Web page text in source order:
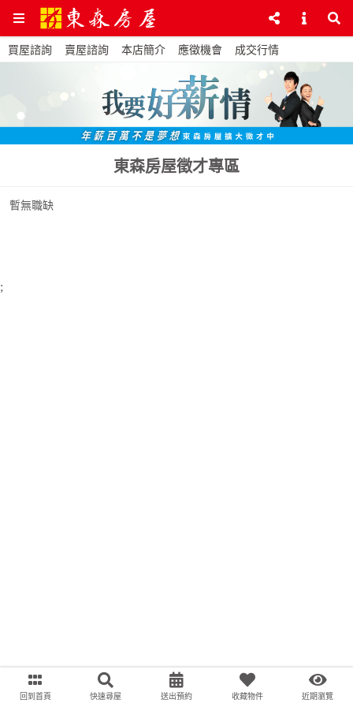
買屋諮詢 賣屋諮詢 本店簡介 應徵機會 成交行情
東森房屋徵才專區
暫無職缺
回到首頁 快速尋屋 送出預約 收藏物件 近期瀏覽
;